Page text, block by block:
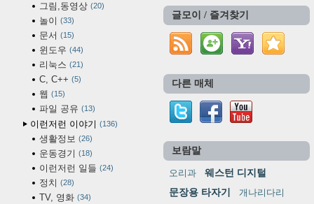
그림,동영상 20
놀이 33
문서 15
윈도우 44
리눅스 21
C, C++ 5
웹 15
파일 공유 13
이런저런 이야기 136
생활정보 26
운동경기 18
이런저런 일들 24
정치 28
TV, 영화 34
글모이 / 즐겨찾기
다른 매체
보람말
오리과
웨스턴 디지털
문장용 타자기
개나리다리